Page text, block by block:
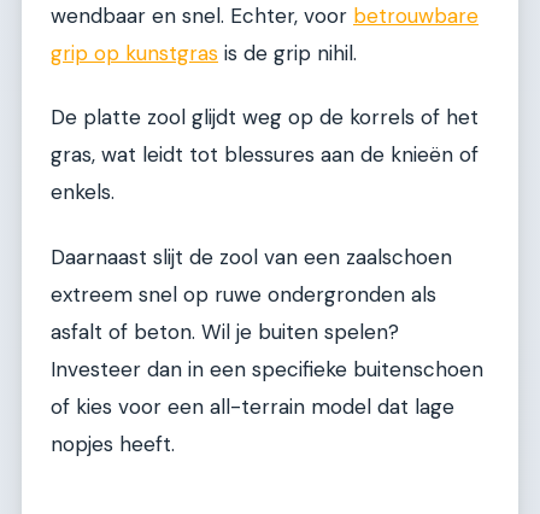
wendbaar en snel. Echter, voor betrouwbare
grip op kunstgras is de grip nihil.
De platte zool glijdt weg op de korrels of het
gras, wat leidt tot blessures aan de knieën of
enkels.
Daarnaast slijt de zool van een zaalschoen
extreem snel op ruwe ondergronden als
asfalt of beton. Wil je buiten spelen?
Investeer dan in een specifieke buitenschoen
of kies voor een all-terrain model dat lage
nopjes heeft.